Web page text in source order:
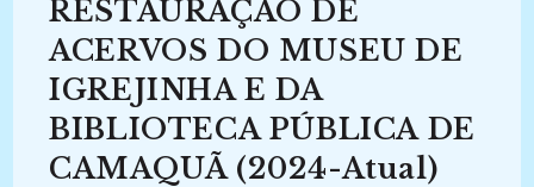
AO
MUSEU
HISTÓRICO
MUNICIPAL
GILBERTO
GERLACH
Atual)
RESTAURAÇÃO DE
ACERVOS DO MUSEU DE
IGREJINHA E DA
BIBLIOTECA PÚBLICA DE
CAMAQUÃ (2024-Atual)